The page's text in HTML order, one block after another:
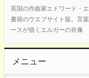
英国の作曲家エドワード・
書籍のウエブサイト版。言
ースが描くエルガーの肖像
メニュー